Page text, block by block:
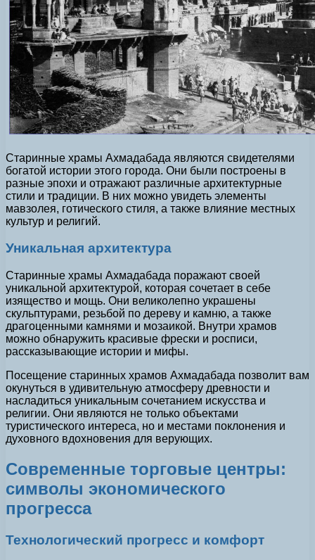
Старинные храмы Ахмадабада являются свидетелями
богатой истории этого города. Они были построены в
разные эпохи и отражают различные архитектурные
стили и традиции. В них можно увидеть элементы
мавзолея, готического стиля, а также влияние местных
культур и религий.
Уникальная архитектура
Старинные храмы Ахмадабада поражают своей
уникальной архитектурой, которая сочетает в себе
изящество и мощь. Они великолепно украшены
скульптурами, резьбой по дереву и камню, а также
драгоценными камнями и мозаикой. Внутри храмов
можно обнаружить красивые фрески и росписи,
рассказывающие истории и мифы.
Посещение старинных храмов Ахмадабада позволит вам
окунуться в удивительную атмосферу древности и
насладиться уникальным сочетанием искусства и
религии. Они являются не только объектами
туристического интереса, но и местами поклонения и
духовного вдохновения для верующих.
Современные торговые центры:
символы экономического
прогресса
Технологический прогресс и комфорт